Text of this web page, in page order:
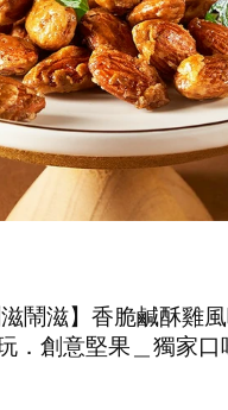
鬧滋】香脆鹹酥雞
．創意堅果＿獨家口